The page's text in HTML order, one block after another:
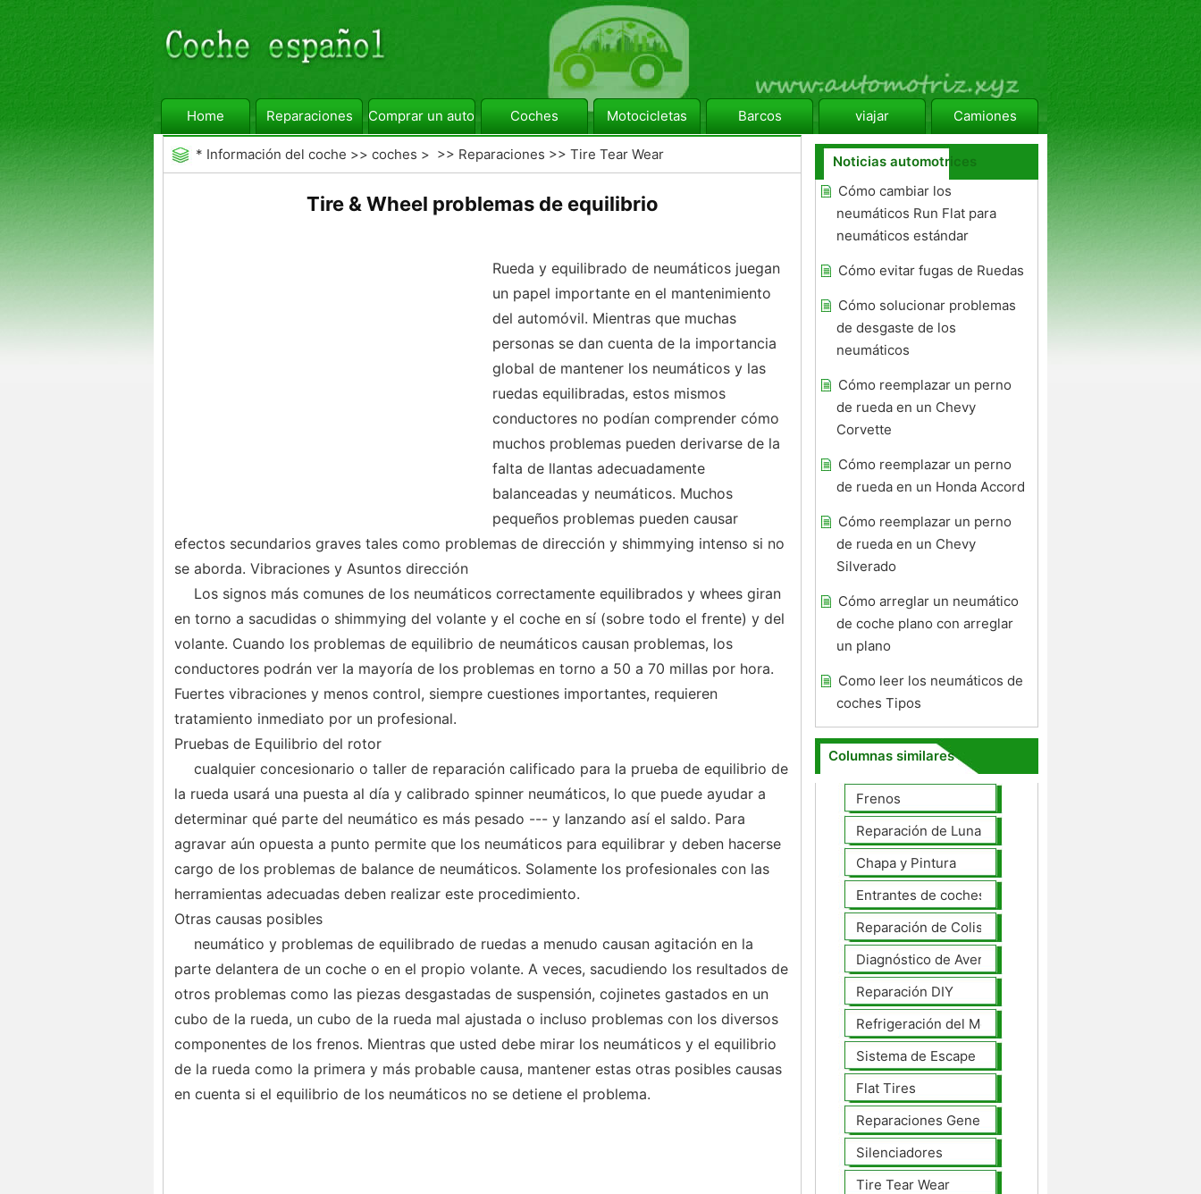
Home Reparaciones Comprar un automóvil Coches Motocicletas Barcos viajar Camiones
* Información del coche >> coches > >> Reparaciones >> Tire Tear Wear
Tire & Wheel problemas de equilibrio
Rueda y equilibrado de neumáticos juegan
un papel importante en el mantenimiento
del automóvil. Mientras que muchas
personas se dan cuenta de la importancia
global de mantener los neumáticos y las
ruedas equilibradas, estos mismos
conductores no podían comprender cómo
muchos problemas pueden derivarse de la
falta de llantas adecuadamente
balanceadas y neumáticos. Muchos
pequeños problemas pueden causar
efectos secundarios graves tales como problemas de dirección y shimmying intenso si no
se aborda. Vibraciones y Asuntos dirección
Los signos más comunes de los neumáticos correctamente equilibrados y whees giran
en torno a sacudidas o shimmying del volante y el coche en sí (sobre todo el frente) y del
volante. Cuando los problemas de equilibrio de neumáticos causan problemas, los
conductores podrán ver la mayoría de los problemas en torno a 50 a 70 millas por hora.
Fuertes vibraciones y menos control, siempre cuestiones importantes, requieren
tratamiento inmediato por un profesional.
Pruebas de Equilibrio del rotor
cualquier concesionario o taller de reparación calificado para la prueba de equilibrio de
la rueda usará una puesta al día y calibrado spinner neumáticos, lo que puede ayudar a
determinar qué parte del neumático es más pesado --- y lanzando así el saldo. Para
agravar aún opuesta a punto permite que los neumáticos para equilibrar y deben hacerse
cargo de los problemas de balance de neumáticos. Solamente los profesionales con las
herramientas adecuadas deben realizar este procedimiento.
Otras causas posibles
neumático y problemas de equilibrado de ruedas a menudo causan agitación en la
parte delantera de un coche o en el propio volante. A veces, sacudiendo los resultados de
otros problemas como las piezas desgastadas de suspensión, cojinetes gastados en un
cubo de la rueda, un cubo de la rueda mal ajustada o incluso problemas con los diversos
componentes de los frenos. Mientras que usted debe mirar los neumáticos y el equilibrio
de la rueda como la primera y más probable causa, mantener estas otras posibles causas
en cuenta si el equilibrio de los neumáticos no se detiene el problema.
Noticias automotrices
Cómo cambiar los
neumáticos Run Flat para
neumáticos estándar
Cómo evitar fugas de Ruedas
Cómo solucionar problemas
de desgaste de los
neumáticos
Cómo reemplazar un perno
de rueda en un Chevy
Corvette
Cómo reemplazar un perno
de rueda en un Honda Accord
Cómo reemplazar un perno
de rueda en un Chevy
Silverado
Cómo arreglar un neumático
de coche plano con arreglar
un plano
Como leer los neumáticos de
coches Tipos
Columnas similares
Frenos
Reparación de Lunas
Chapa y Pintura
Entrantes de coches
Reparación de Colisiones
Diagnóstico de Averías
Reparación DIY
Refrigeración del Motor
Sistema de Escape
Flat Tires
Reparaciones Generales
Silenciadores
Tire Tear Wear